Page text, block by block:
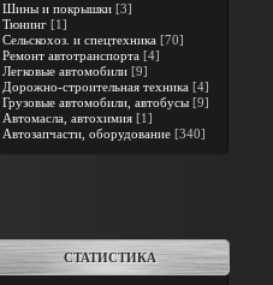
Шины и покрышки [3]
Тюнинг [1]
Сельскохоз. и спецтехника [70]
Ремонт автотранспорта [4]
Легковые автомобили [9]
Дорожно-строительная техника [4]
Грузовые автомобили, автобусы [9]
Автомасла, автохимия [1]
Автозапчасти, оборудование [340]
СТАТИСТИКА